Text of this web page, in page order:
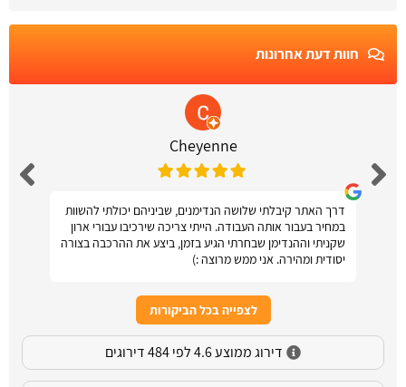
חוות דעת אחרונות
Cheyenne
דרך האתר קיבלתי שלושה הנדימנים, שביניהם יכולתי להשוות
במחיר בעבור אותה העבודה. הייתי צריכה שירכיבו עבורי ארון
שקניתי וההנדימן שבחרתי הגיע בזמן, ביצע את ההרכבה בצורה
יסודית ומהירה. אני ממש מרוצה :)
לצפייה בכל הביקורות
דירוג ממוצע 4.6 לפי 484 דירוגים